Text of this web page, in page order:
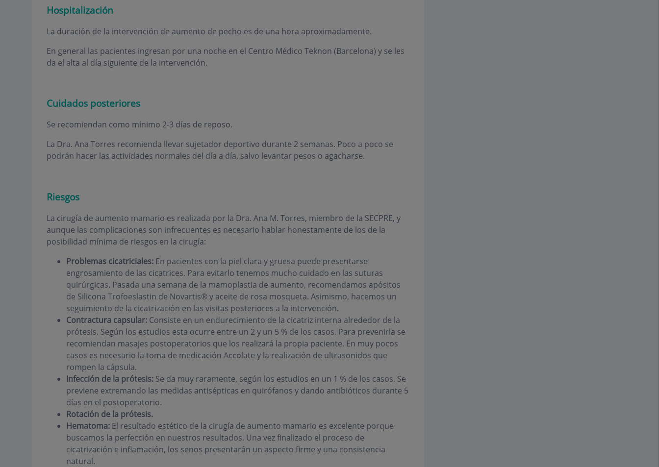
Hospitalización
La duración de la intervención de aumento de pecho es de una hora aproximadamente.
En general las pacientes ingresan por una noche en el Centro Médico Teknon (Barcelona) y se les
da el alta al día siguiente de la intervención.
Cuidados posteriores
Se recomiendan como mínimo 2-3 días de reposo.
La Dra. Ana Torres recomienda llevar sujetador deportivo durante 2 semanas. Poco a poco se
podrán hacer las actividades normales del día a día, salvo levantar pesos o agacharse.
Riesgos
La cirugía de aumento mamario es realizada por la Dra. Ana M. Torres, miembro de la SECPRE, y
aunque las complicaciones son infrecuentes es necesario hablar honestamente de los de la
posibilidad mínima de riesgos en la cirugía:
Problemas cicatriciales:En pacientes con la piel clara y gruesa puede presentarse
engrosamiento de las cicatrices. Para evitarlo tenemos mucho cuidado en las suturas
quirúrgicas. Pasada una semana de la mamoplastia de aumento, recomendamos apósitos
de Silicona Trofoeslastin de Novartis® y aceite de rosa mosqueta. Asimismo, hacemos un
seguimiento de la cicatrización en las visitas posteriores a la intervención.
Contractura capsular:Consiste en un endurecimiento de la cicatriz interna alrededor de la
prótesis. Según los estudios esta ocurre entre un 2 y un 5 % de los casos. Para prevenirla se
recomiendan masajes postoperatorios que los realizará la propia paciente. En muy pocos
casos es necesario la toma de medicación Accolate y la realización de ultrasonidos que
rompen la cápsula.
Infección de la prótesis:Se da muy raramente, según los estudios en un 1 % de los casos. Se
previene extremando las medidas antisépticas en quirófanos y dando antibióticos durante 5
días en el postoperatorio.
Rotación de la prótesis.
Hematoma:El resultado estético de la cirugía de aumento mamario es excelente porque
buscamos la perfección en nuestros resultados. Una vez finalizado el proceso de
cicatrización e inflamación, los senos presentarán un aspecto firme y una consistencia
natural.